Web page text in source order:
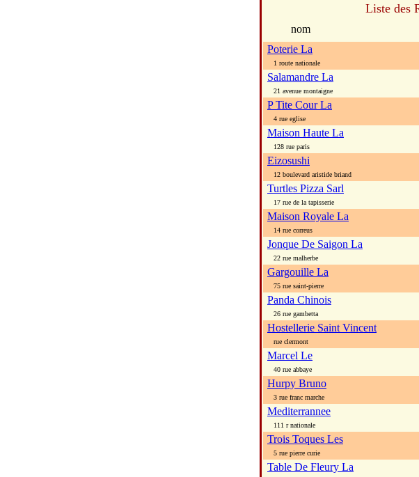
Liste des
nom
Poterie La
1 route nationale
Salamandre La
21 avenue montaigne
P Tite Cour La
4 rue eglise
Maison Haute La
128 rue paris
Eizosushi
12 boulevard aristide briand
Turtles Pizza Sarl
17 rue de la tapisserie
Maison Royale La
14 rue correus
Jonque De Saigon La
22 rue malherbe
Gargouille La
75 rue saint-pierre
Panda Chinois
26 rue gambetta
Hostellerie Saint Vincent
rue clermont
Marcel Le
40 rue abbaye
Hurpy Bruno
3 rue franc marche
Mediterrannee
111 r nationale
Trois Toques Les
5 rue pierre curie
Table De Fleury La